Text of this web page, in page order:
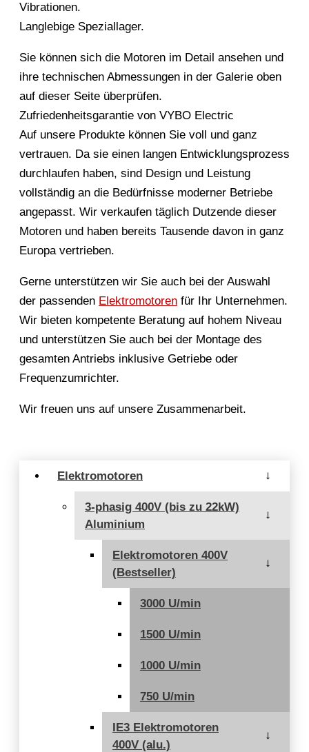
Elektromotoren →
3-phasig 400V (bis zu 22kW)
Aluminium
→
Elektromotoren 400V
(Bestseller)
→
3000 U/min
1500 U/min
1000 U/min
750 U/min
IE3 Elektromotoren
400V (alu.)
→
Vibrationen.
Langlebige Speziallager.
Sie können sich die Motoren im Detail ansehen und
ihre technischen Abmessungen in der Galerie oben
auf dieser Seite überprüfen.
Zufriedenheitsgarantie von VYBO Electric
Auf unsere Produkte können Sie voll und ganz
vertrauen. Da sie einen langen Entwicklungsprozess
durchlaufen haben, sind Design und Leistung
vollständig an die Bedürfnisse moderner Betriebe
angepasst. Wir verkaufen täglich Dutzende dieser
Motoren und haben bereits Tausende davon in ganz
Europa vertrieben.
Gerne unterstützen wir Sie auch bei der Auswahl
der passenden Elektromotoren für Ihr Unternehmen.
Wir bieten kompetente Beratung auf hohem Niveau
und unterstützen Sie auch bei der Montage des
gesamten Antriebs inklusive Getriebe oder
Frequenzumrichter.
Wir freuen uns auf unsere Zusammenarbeit.